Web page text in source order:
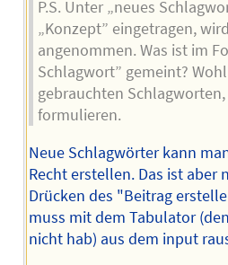
P.S. Unter „neues
„Konzept” eingetragen,
angenommen. Was ist im
Schlagwort” gemeint?
gebrauchten
formulieren.
Neue Schlagwörter kann
Recht erstellen. Das ist aber
Drücken des "Beitrag
muss mit dem Tabulator
nicht hab) aus dem input